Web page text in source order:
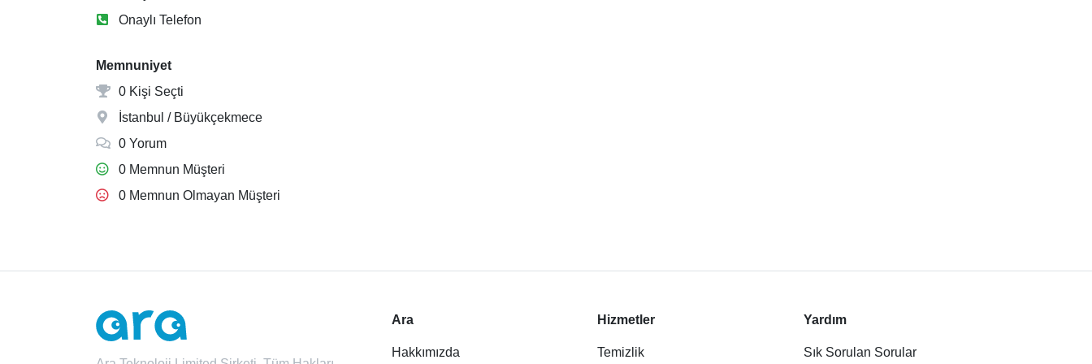
Onaylı Telefon
Memnuniyet
0 Kişi Seçti
İstanbul / Büyükçekmece
0 Yorum
0 Memnun Müşteri
0 Memnun Olmayan Müşteri
Ara
Hakkımızda
Hizmetler
Temizlik
Yardım
Sık Sorulan Sorular